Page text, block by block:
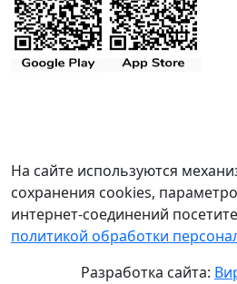
На сайте используются
сохранения cookies,
интернет-соединений
политикой обработки
Разработка сайта: